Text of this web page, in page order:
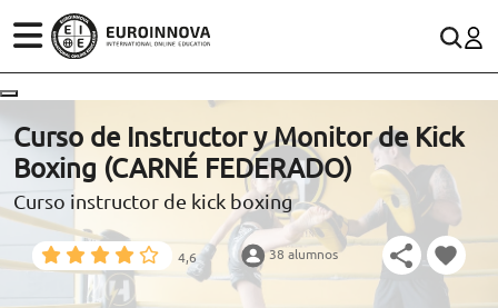
ÁREAS
ESTUDIOS
CONOCE EUROINNOVA
(+34)958 050 200(gratuito en España)
900 831 200
formacion@euroinnova.com
Curso de Instructor y Monitor de Kick
Boxing (CARNÉ FEDERADO)
Curso instructor de kick boxing
4,6 38 alumnos